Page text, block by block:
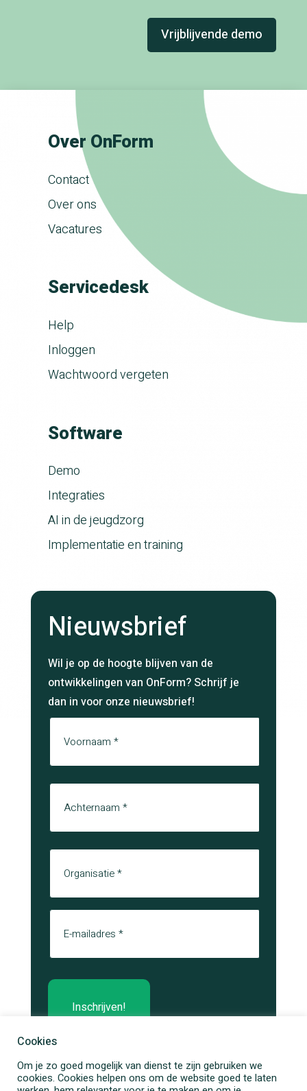
Vrijblijvende demo
Over OnForm
Contact
Over ons
Vacatures
Servicedesk
Help
Inloggen
Wachtwoord vergeten
Software
Demo
Integraties
AI in de jeugdzorg
Implementatie en training
Nieuwsbrief
Wil je op de hoogte blijven van de
ontwikkelingen van OnForm? Schrijf je
dan in voor onze nieuwsbrief!
Naam
Voornaam
Achternaam
Organisatie
E-mail
Cookies
Om je zo goed mogelijk van dienst te zijn gebruiken we
cookies. Cookies helpen ons om de website goed te laten